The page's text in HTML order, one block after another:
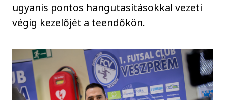
ugyanis pontos hangutasításokkal vezeti
végig kezelőjét a teendőkön.